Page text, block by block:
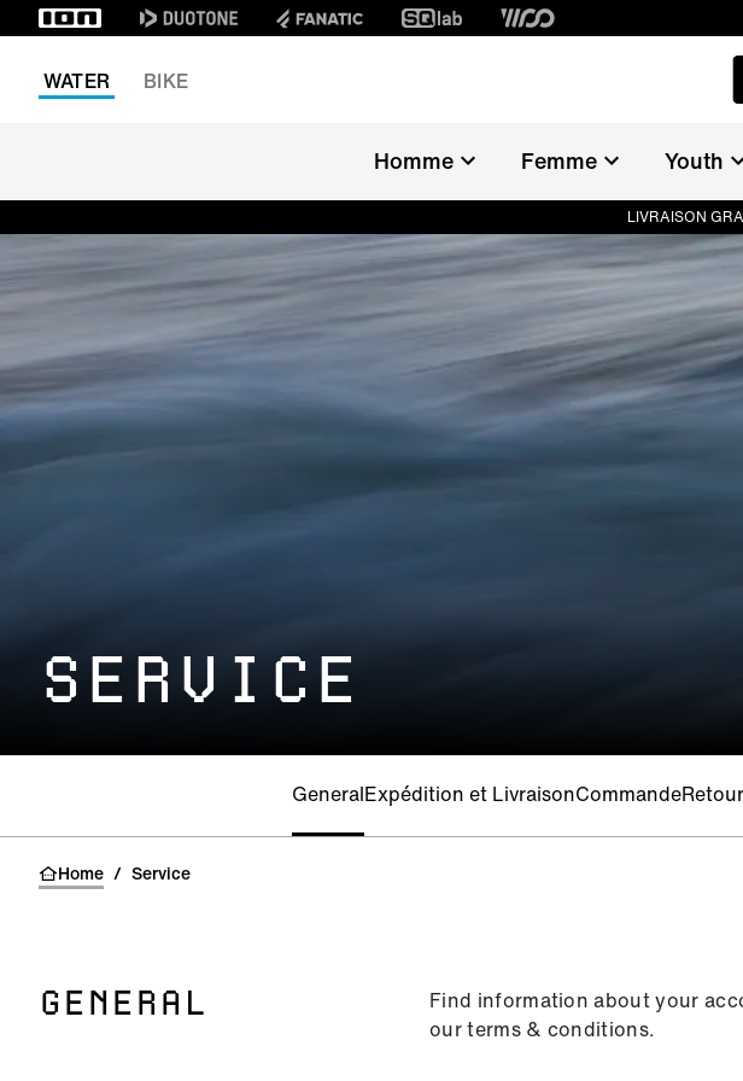
WATER
BIKE
Homme Femme Youth
LIVRAISON
SERVICE
GeneralExpédition et LivraisonCommande
Home / Service
GENERAL
Find information about your
our terms & conditions.